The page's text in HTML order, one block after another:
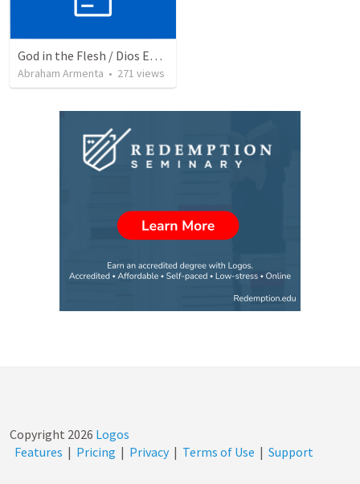
God in the Flesh / Dios En Carne
Abraham Armenta • 271 views
Copyright 2026 Logos
Features | Pricing | Privacy | Terms of Use | Support